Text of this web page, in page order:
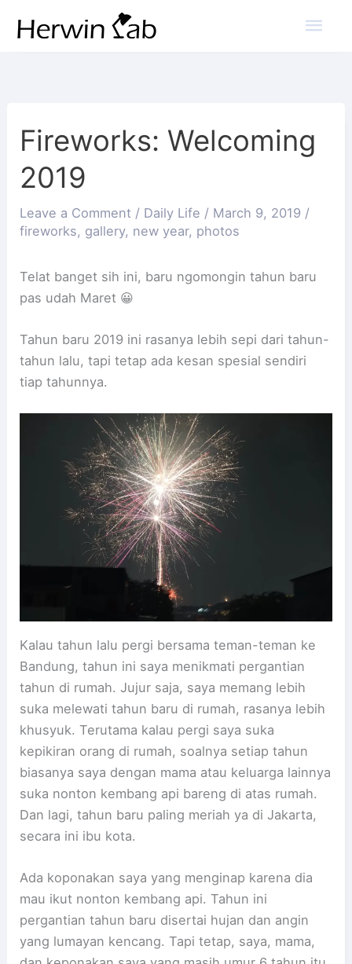
Fireworks: Welcoming
2019
Leave a Comment / Daily Life / March 9, 2019 /
fireworks, gallery, new year, photos
Telat banget sih ini, baru ngomongin tahun baru
pas udah Maret 😀
Tahun baru 2019 ini rasanya lebih sepi dari tahun-
tahun lalu, tapi tetap ada kesan spesial sendiri
tiap tahunnya.
Kalau tahun lalu pergi bersama teman-teman ke
Bandung, tahun ini saya menikmati pergantian
tahun di rumah. Jujur saja, saya memang lebih
suka melewati tahun baru di rumah, rasanya lebih
khusyuk. Terutama kalau pergi saya suka
kepikiran orang di rumah, soalnya setiap tahun
biasanya saya dengan mama atau keluarga lainnya
suka nonton kembang api bareng di atas rumah.
Dan lagi, tahun baru paling meriah ya di Jakarta,
secara ini ibu kota.
Ada koponakan saya yang menginap karena dia
mau ikut nonton kembang api. Tahun ini
pergantian tahun baru disertai hujan dan angin
yang lumayan kencang. Tapi tetap, saya, mama,